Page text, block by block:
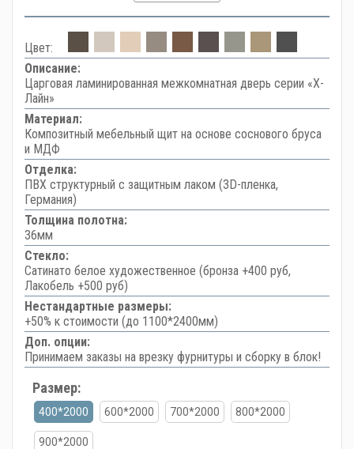
Цвет:
Описание:
Царговая ламинированная межкомнатная дверь серии «Х-
Лайн»
Материал:
Композитный мебельный щит на основе соснового бруса
и МДФ
Отделка:
ПВХ структурный с защитным лаком (3D-пленка,
Германия)
Толщина полотна:
36мм
Стекло:
Сатинато белое художественное (бронза +400 руб,
Лакобель +500 руб)
Нестандартные размеры:
+50% к стоимости (до 1100*2400мм)
Доп. опции:
Принимаем заказы на врезку фурнитуры и сборку в блок!
Размер:
400*2000 600*2000 700*2000 800*2000
900*2000